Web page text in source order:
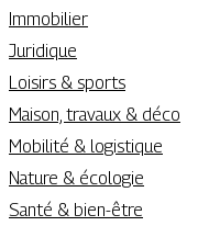
Immobilier
Juridique
Loisirs & sports
Maison, travaux & déco
Mobilité & logistique
Nature & écologie
Santé & bien-être